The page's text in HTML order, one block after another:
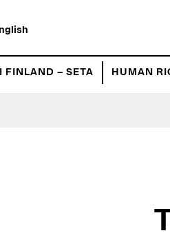
FINLAND – SETA HUMAN